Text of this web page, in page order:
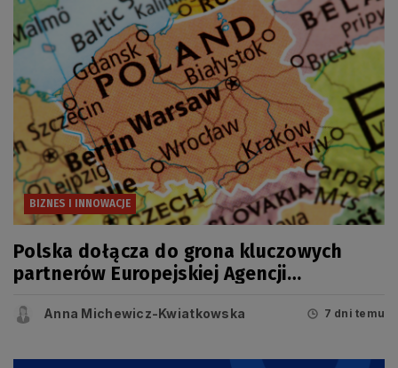
BIZNES I INNOWACJE
Polska dołącza do grona kluczowych
partnerów Europejskiej Agencji
Anna Michewicz-Kwiatkowska 7 dni temu